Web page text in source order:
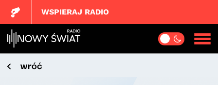
WSPIERAJ RADIO
wróć